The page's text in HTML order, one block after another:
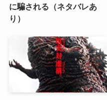
に騙される（ネタバレあ
り）